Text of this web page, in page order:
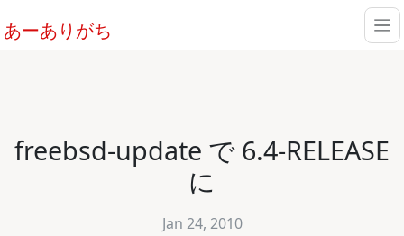
あーありがち
freebsd-update で 6.4-RELEASE
に
Jan 24, 2010